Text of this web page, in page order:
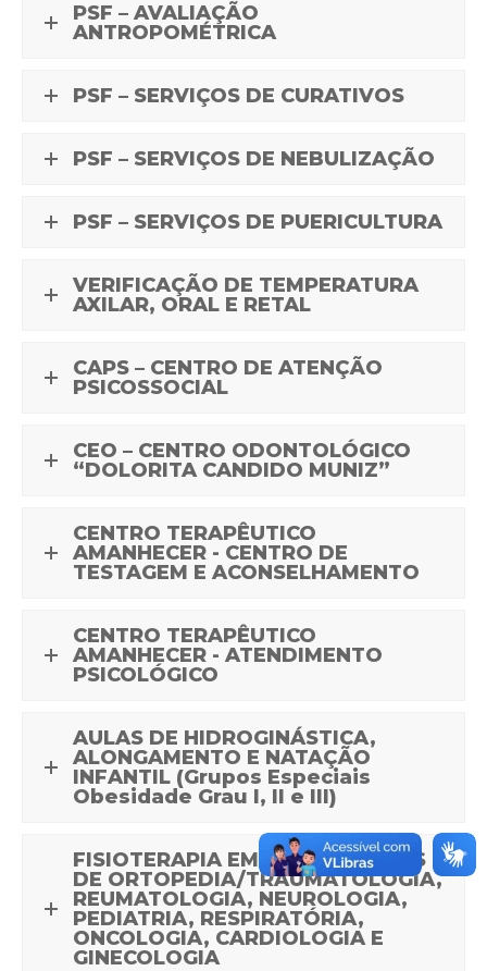
PSF – AVALIAÇÃO
ANTROPOMÉTRICA
PSF – SERVIÇOS DE CURATIVOS
PSF – SERVIÇOS DE NEBULIZAÇÃO
PSF – SERVIÇOS DE PUERICULTURA
VERIFICAÇÃO DE TEMPERATURA
AXILAR, ORAL E RETAL
CAPS – CENTRO DE ATENÇÃO
PSICOSSOCIAL
CEO – CENTRO ODONTOLÓGICO
“DOLORITA CANDIDO MUNIZ”
CENTRO TERAPÊUTICO
AMANHECER - CENTRO DE
TESTAGEM E ACONSELHAMENTO
CENTRO TERAPÊUTICO
AMANHECER - ATENDIMENTO
PSICOLÓGICO
AULAS DE HIDROGINÁSTICA,
ALONGAMENTO E NATAÇÃO
INFANTIL (Grupos Especiais
Obesidade Grau I, II e III)
FISIOTERAPIA EM TRATAMENTOS
DE ORTOPEDIA/TRAUMATOLOGIA,
REUMATOLOGIA, NEUROLOGIA,
PEDIATRIA, RESPIRATÓRIA,
ONCOLOGIA, CARDIOLOGIA E
GINECOLOGIA